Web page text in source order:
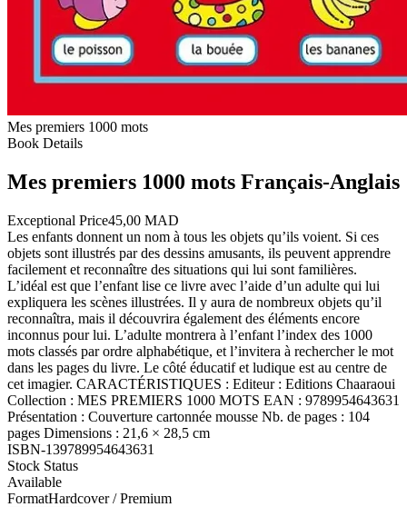
Mes premiers 1000 mots
Book Details
Mes premiers 1000 mots Français-Anglais
Exceptional Price45,00 MAD
Les enfants donnent un nom à tous les objets qu’ils voient. Si ces
objets sont illustrés par des dessins amusants, ils peuvent apprendre
facilement et reconnaître des situations qui lui sont familières.
L’idéal est que l’enfant lise ce livre avec l’aide d’un adulte qui lui
expliquera les scènes illustrées. Il y aura de nombreux objets qu’il
reconnaîtra, mais il découvrira également des éléments encore
inconnus pour lui. L’adulte montrera à l’enfant l’index des 1000
mots classés par ordre alphabétique, et l’invitera à rechercher le mot
dans les pages du livre. Le côté éducatif et ludique est au centre de
cet imagier. CARACTÉRISTIQUES : Editeur : Editions Chaaraoui
Collection : MES PREMIERS 1000 MOTS EAN : 9789954643631
Présentation : Couverture cartonnée mousse Nb. de pages : 104
pages Dimensions : 21,6 × 28,5 cm
ISBN-139789954643631
Stock Status
Available
FormatHardcover / Premium